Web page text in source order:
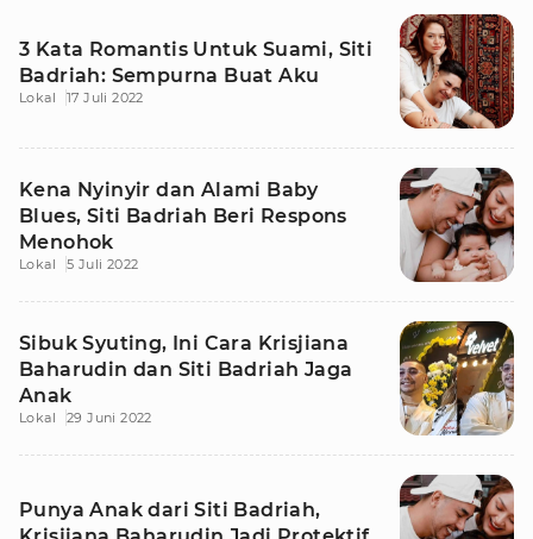
3 Kata Romantis Untuk Suami, Siti
Badriah: Sempurna Buat Aku
Lokal 17 Juli 2022
Kena Nyinyir dan Alami Baby
Blues, Siti Badriah Beri Respons
Menohok
Lokal 5 Juli 2022
Sibuk Syuting, Ini Cara Krisjiana
Baharudin dan Siti Badriah Jaga
Anak
Lokal 29 Juni 2022
Punya Anak dari Siti Badriah,